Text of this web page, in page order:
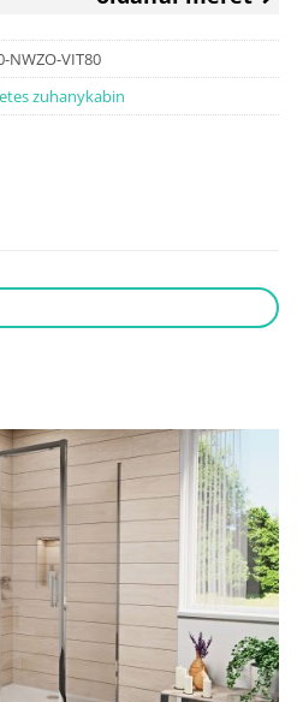
990 Ft.
NWZO-VIT80
zuhanykabin